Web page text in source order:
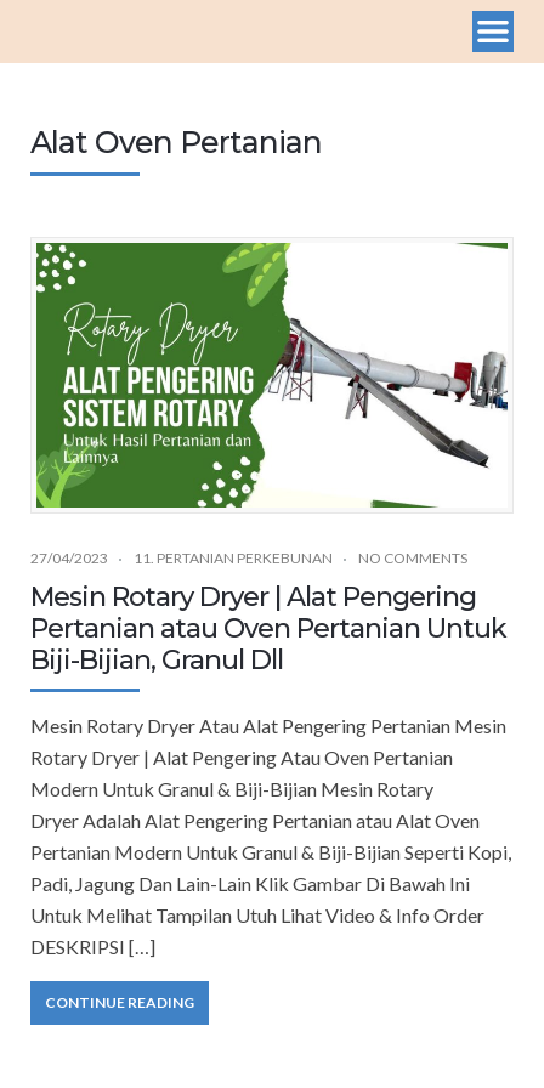
Alat Oven Pertanian
27/04/2023 11. PERTANIAN PERKEBUNAN NO COMMENTS
Mesin Rotary Dryer | Alat Pengering
Pertanian atau Oven Pertanian Untuk
Biji-Bijian, Granul Dll
Mesin Rotary Dryer Atau Alat Pengering Pertanian Mesin
Rotary Dryer | Alat Pengering Atau Oven Pertanian
Modern Untuk Granul & Biji-Bijian Mesin Rotary
Dryer Adalah Alat Pengering Pertanian atau Alat Oven
Pertanian Modern Untuk Granul & Biji-Bijian Seperti Kopi,
Padi, Jagung Dan Lain-Lain Klik Gambar Di Bawah Ini
Untuk Melihat Tampilan Utuh Lihat Video & Info Order
DESKRIPSI […]
CONTINUE READING